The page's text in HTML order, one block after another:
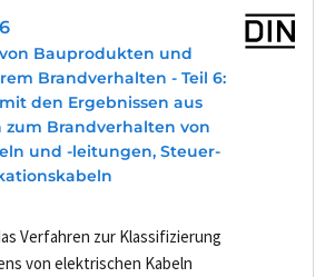
Bauprodukten und
Brandverhalten - Teil 6:
den Ergebnissen aus
Brandverhalten von
und -leitungen, Steuer-
Verfahren zur Klassifizierung
von elektrischen Kabeln